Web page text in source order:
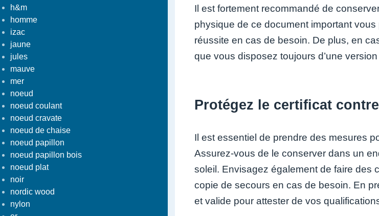
h&m
homme
izac
jaune
jules
mauve
mer
noeud
noeud coulant
noeud cravate
noeud de chaise
noeud papillon
noeud papillon bois
noeud plat
noir
nordic wood
nylon
Il est fortement recommandé de
physique de ce document important
réussite en cas de besoin. De plus, en
que vous disposez toujours d’une
Protégez le certificat
Il est essentiel de prendre des mesures
Assurez-vous de le conserver dans un
soleil. Envisagez également de faire des
copie de secours en cas de besoin. En
et valide pour attester de vos